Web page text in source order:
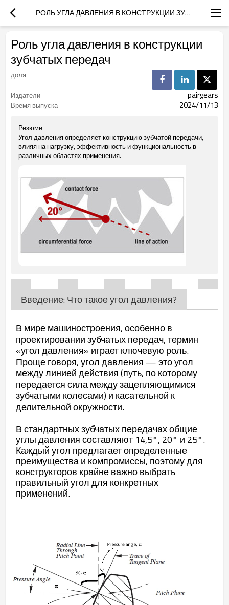
РОЛЬ УГЛА ДАВЛЕНИЯ В КОНСТРУКЦИИ ЗУБЧАТЫХ ПЕРЕДАЧ
Роль угла давления в конструкции
зубчатых передач
доля
Издатели
pairgears
Время выпуска 2024/11/13
Резюме
Угол давления определяет конструкцию зубчатой передачи,
влияя на нагрузку, эффективность и функциональность в
различных областях применения.
Введение: Что такое угол давления?
В мире машиностроения, особенно в
проектировании зубчатых передач, термин
«угол давления» играет ключевую роль.
Проще говоря, угол давления — это угол
между линией действия (путь, по которому
передается сила между зацепляющимися
зубчатыми колесами) и касательной к
делительной окружности.
В стандартных зубчатых передачах общие
углы давления составляют 14,5°, 20° и 25°.
Каждый угол предлагает определенные
преимущества и компромиссы, поэтому для
конструкторов крайне важно выбрать
правильный угол для конкретных
применений.